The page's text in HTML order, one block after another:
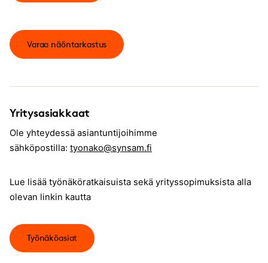
Varaa näöntarkastus
Yritysasiakkaat
Ole yhteydessä asiantuntijoihimme
sähköpostilla: tyonako@synsam.fi
Lue lisää työnäköratkaisuista sekä yrityssopimuksista alla
olevan linkin kautta
Työnäköasiat